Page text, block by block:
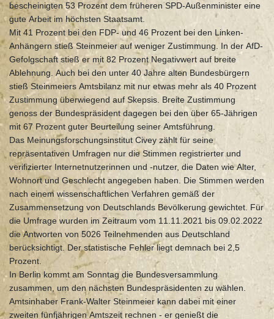
bescheinigten 53 Prozent dem früheren SPD-Außenminister eine
gute Arbeit im höchsten Staatsamt.
Mit 41 Prozent bei den FDP- und 46 Prozent bei den Linken-
Anhängern stieß Steinmeier auf weniger Zustimmung. In der AfD-
Gefolgschaft stieß er mit 82 Prozent Negativwert auf breite
Ablehnung. Auch bei den unter 40 Jahre alten Bundesbürgern
stieß Steinmeiers Amtsbilanz mit nur etwas mehr als 40 Prozent
Zustimmung überwiegend auf Skepsis. Breite Zustimmung
genoss der Bundespräsident dagegen bei den über 65-Jährigen
mit 67 Prozent guter Beurteilung seiner Amtsführung.
Das Meinungsforschungsinstitut Civey zählt für seine
repräsentativen Umfragen nur die Stimmen registrierter und
verifizierter Internetnutzerinnen und -nutzer, die Daten wie Alter,
Wohnort und Geschlecht angegeben haben. Die Stimmen werden
nach einem wissenschaftlichen Verfahren gemäß der
Zusammensetzung von Deutschlands Bevölkerung gewichtet. Für
die Umfrage wurden im Zeitraum vom 11.11.2021 bis 09.02.2022
die Antworten von 5026 Teilnehmenden aus Deutschland
berücksichtigt. Der statistische Fehler liegt demnach bei 2,5
Prozent.
In Berlin kommt am Sonntag die Bundesversammlung
zusammen, um den nächsten Bundespräsidenten zu wählen.
Amtsinhaber Frank-Walter Steinmeier kann dabei mit einer
zweiten fünfjährigen Amtszeit rechnen - er genießt die